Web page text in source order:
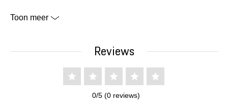
Toon meer
Reviews
0/5 (0 reviews)